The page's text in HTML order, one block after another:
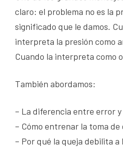
claro: el problema no es la
significado que le damos.
interpreta la presión como
Cuando la interpreta como
También abordamos:
– La diferencia entre error
– Cómo entrenar la toma de
– Por qué la queja debilita a